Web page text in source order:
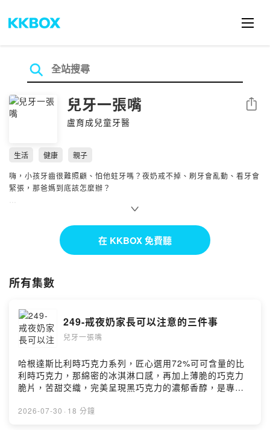
兒牙一張嘴
盧育成兒童牙醫
分享
生活 健康
親子
嗨，小孩牙齒很難照顧、怕他蛀牙嗎？夜奶戒不掉、刷牙會亂動、看牙會
緊張，那爸媽到底該怎麼辦？
我是盧育成兒童牙醫專科醫師，陪你一起面對這些問題，思考怎麼改變才
能順利解決這些有關牙齒的煩惱。
如果你還想了解更多，可以看我的部落格https://luyc.pro/
牙套，裡面已經有超過 100 篇家長會詢問的牙齒問題。
也可以直接跟我們聯絡，email:
而如果你喜歡我的內容，歡迎請我喝一杯咖啡喔 :)
https://pay.firstory.me/user/luyc
Powered by Firstory Hosting
在 KKBOX 免費聽
所有集數
249-戒夜奶家長可以注意的三件事
兒牙一張嘴
哈根達斯比利時巧克力系列，匠心選用72%可可含量的比
利時巧克力，那綿密的冰淇淋口感，再加上薄脆的巧克力
脆片，苦甜交織，完美呈現黑巧克力的濃郁香醇，是專屬
—— 以上為 Firstory Podcast 廣告 ——作者：盧育成 兒
2026-07-30 · 18 分鐘